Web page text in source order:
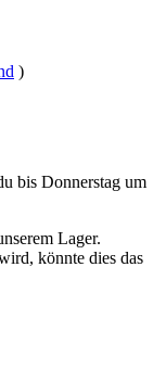
)
bis Donnerstag um
Lager.
könnte dies das